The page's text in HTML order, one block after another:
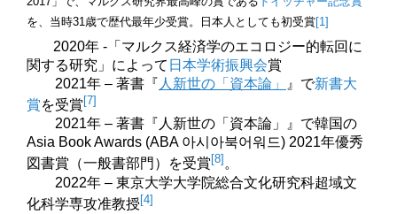
を、当時31歳で歴代最年少受賞。日本人としても初受賞[1]
2020年 -「マルクス経済学のエコロジー的転回に
関する研究」によって 日本学術振興会賞
2021年 – 著書『 人新世の「資本論」 』で新書大
賞を受賞 [7]
2021年 – 著書『人新世の「資本論」』で韓国の
Asia Book Awards (ABA 아시아북어워드) 2021年優秀
図書賞（一般書部門）を受賞 [8] 。
2022年 – 東京大学大学院総合文化研究科超域文
化科学専攻准教授 [4]